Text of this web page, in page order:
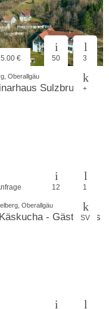
€ 50 3
+
Oberallgäu
Sulzbrunn
12 1
SV
Oberallgäu
- Gästehaus